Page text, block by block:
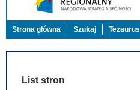
Strona główna Szukaj Tezaurus
List stron